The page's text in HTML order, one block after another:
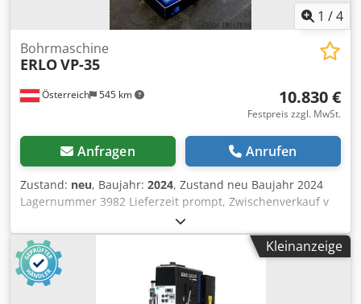
1 /4
Österreich 545 km
Bohrmaschine
ERLOVP-35
10.830 €
Festpreis zzgl. MwSt.
Anfragen Anrufen
Zustand: neu, Baujahr: 2024, Zustand neu Baujahr 2024
Lagernummer 3982 Lieferzeit prompt, Zwischenverkauf v
Ursprungsland Spanien Preis 10830 € Leasingrate 207.94 €
Lagernd 1 Bohrleistung in Baustahl 35 mm Djdpewiqvujfx
Al Rjck Aufnahme MK 4 Ausladung 300 mm Drehzahlen
stufenlos 100 - 2.000 U/min Motor 3 kW
Gewindeschneidleistung bis M 27 Länge 1100 mm Breite
Kleinanzeige